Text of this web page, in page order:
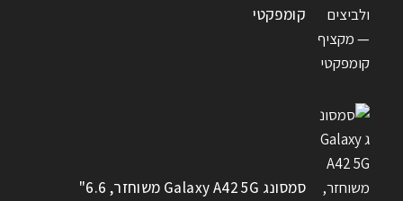
קומפקטי
סמסונג Galaxy A42 5G משוחזר, 6.6"